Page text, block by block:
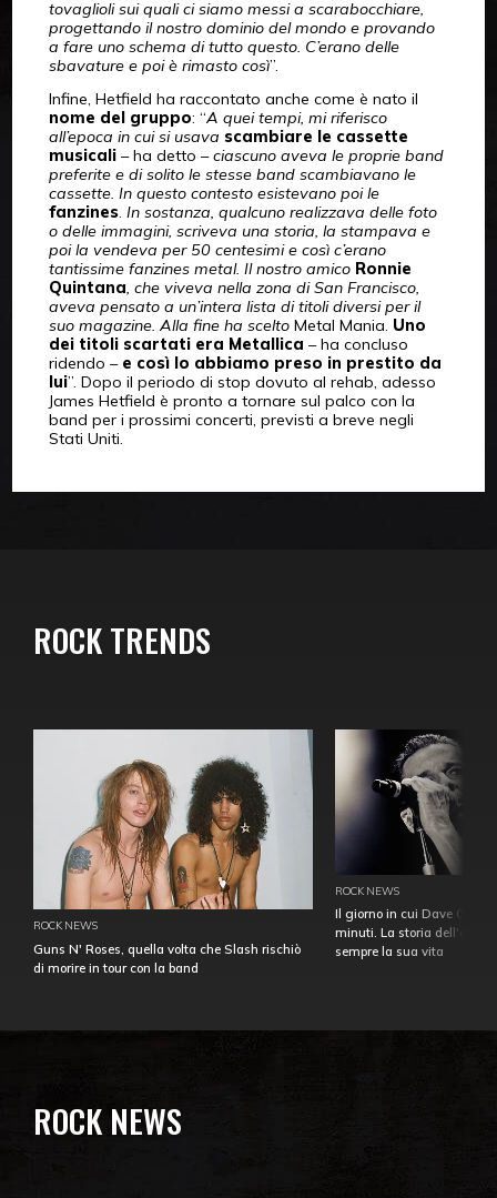
tovaglioli sui quali ci siamo messi a scarabocchiare,
progettando il nostro dominio del mondo e provando
a fare uno schema di tutto questo. C’erano delle
sbavature e poi è rimasto così”.
Infine, Hetfield ha raccontato anche come è nato il
nome del gruppo: “A quei tempi, mi riferisco
all’epoca in cui si usava scambiare le cassette
musicali– ha detto –ciascuno aveva le proprie band
preferite e di solito le stesse band scambiavano le
cassette. In questo contesto esistevano poi le
fanzines. In sostanza, qualcuno realizzava delle foto
o delle immagini, scriveva una storia, la stampava e
poi la vendeva per 50 centesimi e così c’erano
tantissime fanzines metal. Il nostro amico Ronnie
Quintana , che viveva nella zona di San Francisco,
aveva pensato a un’intera lista di titoli diversi per il
suo magazine. Alla fine ha sceltoMetal Mania. Uno
dei titoli scartati era Metallica – ha concluso
ridendo – e così lo abbiamo preso in prestito da
lui”. Dopo il periodo di stop dovuto al rehab, adesso
James Hetfield è pronto a tornare sul palco con la
band per i prossimi concerti, previsti a breve negli
Stati Uniti.
ROCK TRENDS
ROCK NEWS
Guns N' Roses, quella volta che Slash rischiò
di morire in tour con la band
ROCK NEWS
Il giorno in cui Dave
minuti. La storia
sempre la sua vita
ROCK NEWS